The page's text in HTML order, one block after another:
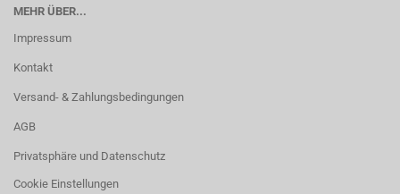
MEHR ÜBER...
Impressum
Kontakt
Versand- & Zahlungsbedingungen
AGB
Privatsphäre und Datenschutz
Cookie Einstellungen